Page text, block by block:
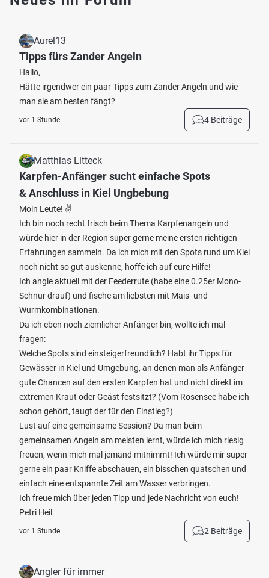
Aurel13
Tipps fürs Zander Angeln
Hallo,
Hätte irgendwer ein paar Tipps zum Zander Angeln und wie
man sie am besten fängt?
vor 1 Stunde 4 Beiträge
Matthias Litteck
Karpfen-Anfänger sucht einfache Spots
& Anschluss in Kiel Ungbebung
Moin Leute! ✌️
Ich bin noch recht frisch beim Thema Karpfenangeln und
würde hier in der Region super gerne meine ersten richtigen
Erfahrungen sammeln. Da ich mich mit den Spots rund um Kiel
noch nicht so gut auskenne, hoffe ich auf eure Hilfe!
Ich angle aktuell mit der Feederrute (habe eine 0.25er Mono-
Schnur drauf) und fische am liebsten mit Mais- und
Wurmkombinationen.
Da ich eben noch ziemlicher Anfänger bin, wollte ich mal
fragen:
Welche Spots sind einsteigerfreundlich? Habt ihr Tipps für
Gewässer in Kiel und Umgebung, an denen man als Anfänger
gute Chancen auf den ersten Karpfen hat und nicht direkt im
extremen Kraut oder Geäst festsitzt? (Vom Rosensee habe ich
schon gehört, taugt der für den Einstieg?)
Lust auf eine gemeinsame Session? Da man beim
gemeinsamen Angeln am meisten lernt, würde ich mich riesig
freuen, wenn mich mal jemand mitnimmt! Ich würde mir super
gerne ein paar Kniffe abschauen, ein bisschen quatschen und
einfach eine entspannte Zeit am Wasser verbringen.
Ich freue mich über jeden Tipp und jede Nachricht von euch!
Petri Heil
vor 1 Stunde 2 Beiträge
Angler für immer